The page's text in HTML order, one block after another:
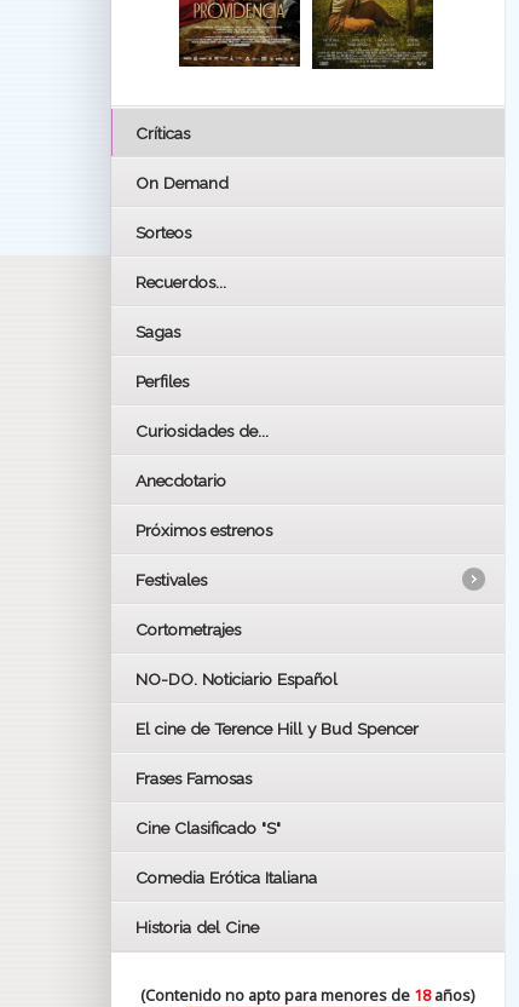
Críticas
On Demand
Sorteos
Recuerdos...
Sagas
Perfiles
Curiosidades de...
Anecdotario
Próximos estrenos
Festivales
LOS OSCARS
BAFTA
Cortometrajes
NO-DO. Noticiario Español
El cine de Terence Hill y Bud Spencer
Frases Famosas
Cine Clasificado "S"
Comedia Erótica Italiana
Historia del Cine
(Contenido no apto para menores de 18años)